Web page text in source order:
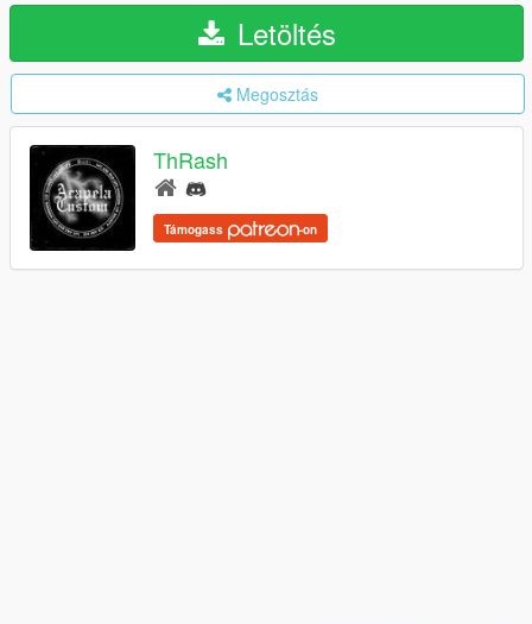
Letöltés
Megosztás
ThRash
Támogass -on